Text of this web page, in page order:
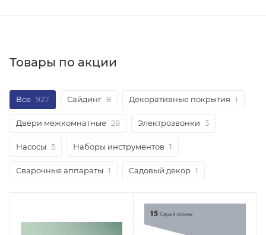
Товары по акции
Все 927 Сайдинг 8 Декоративные покрытия 1
Двери межкомнатные 28 Электрозвонки 3
Насосы 5 Наборы инструментов 1
Сварочные аппараты 1 Садовый декор 1